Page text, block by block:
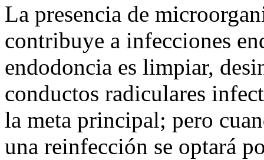
La presencia de
contribuye a infecciones
endodoncia es limpiar,
conductos radiculares
la meta principal; pero
una reinfección se optará